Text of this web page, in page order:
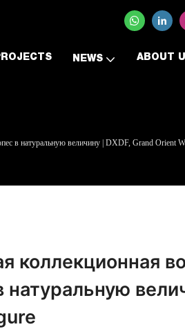
NEWS ABOUT
в натуральную величину | DXDF, Grand Orient
коллекционная